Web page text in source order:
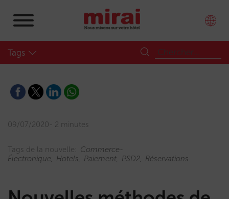
Tags
09/07/2020 2 minutes
Tags de la nouvelle:
Commerce-
Électronique
Hotels Paiement PSD2 Réservations